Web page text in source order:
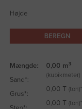
Højde
BEREGN
Mængde:
Sand*:
Grus*:
0,00 m3
(kubikmeter)
0,00 T (ton)*
0,00 T (ton)*